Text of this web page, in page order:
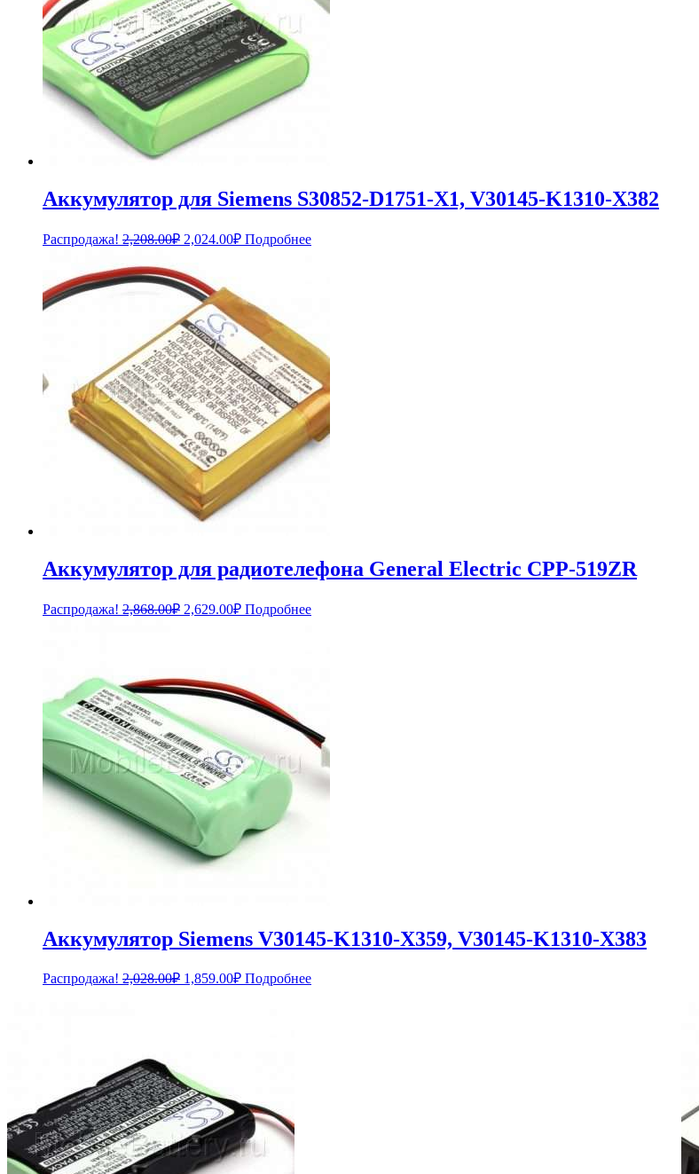
Аккумулятор для Siemens S30852-D1751-X1, V30145-K1310-X382
Распродажа! 2,208.00₽ Первоначальная
2,208.00₽.
2,024.00₽Текущая
цена:
Подробнее
Аккумулятор для радиотелефона General Electric CPP-519ZR
Распродажа! 2,868.00₽ Первоначальная
2,629.00₽Текущая
цена:
Подробнее
Аккумулятор Siemens V30145-K1310-X359, V30145-K1310-X383
Распродажа! 2,028.00₽ Первоначальная
1,859.00₽Текущая
Подробнее